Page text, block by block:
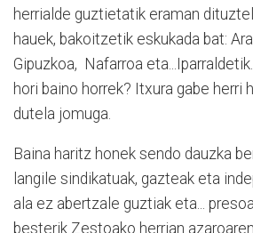
herrialde guztietatik eraman
hauek, bakoitzetik eskukada bat:
Gipuzkoa, Nafarroa
hori baino horrek? Itxura gabe herri
dutela jomuga.
Baina haritz honek sendo dauzka
langile sindikatuak, gazteak eta
ala ez abertzale guztiak eta...
besterik Zestoako herrian